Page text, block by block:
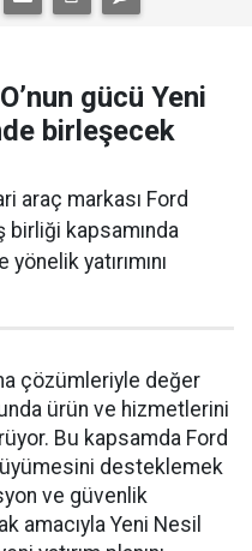
gücü Yeni
birleşecek
araç markası Ford
birliği kapsamında
yatırımını
çözümleriyle değer
ürün ve hizmetlerini
Bu kapsamda Ford
desteklemek
ve güvenlik
amacıyla Yeni Nesil